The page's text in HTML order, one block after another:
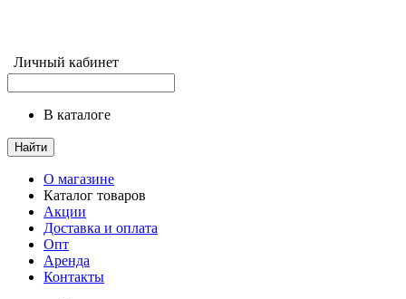
Личный кабинет
в каталоге
Найти
О магазине
Каталог товаров
Акции
Доставка и оплата
Опт
Аренда
Контакты